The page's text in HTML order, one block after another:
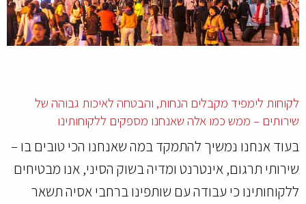
לקוחות לימפיד מקבלים הנחות, והבטחה לאיכות גבוהה של
שירותים – ממש כמו אלה שאנחנו מספקים ללקוחותינו
בעוד אנחנו נמשיך להתמקד במה שאנחנו הכי טובים בו –
שירותי תרגום, אינטרנט ומדיה בשוק הסיני, אנו מבטיחים
ללקוחותינו כי עבודה עם שותפינו ברחבי אסיה תשאר